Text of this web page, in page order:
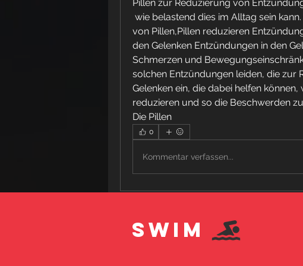
Pillen zur Reduzierung von
von Pillen,Pillen reduzieren
den Gelenken Entzündungen in den
Schmerzen und
solchen Entzündungen leiden, die zur
Gelenken ein, die dabei helfen
reduzieren und so die Beschwerden
Die Pillen
0
Kommentar verfassen...
SWIM